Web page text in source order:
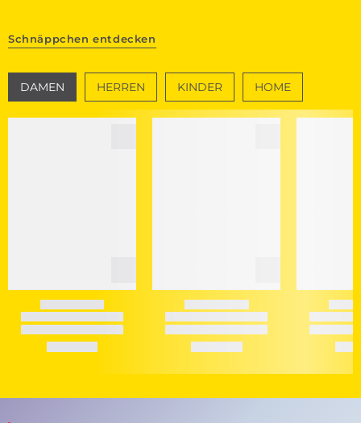
Schnäppchen entdecken
DAMEN HERREN KINDER HOME